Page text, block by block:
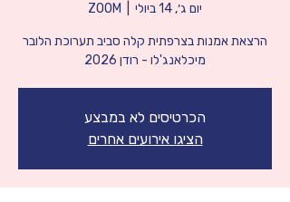
יום ג׳, 14 ביולי ZOOM
הרצאת אמנות בצרפתית קלה סביב תערוכת הלובר
מיכלאנג'לו - רודן 2026
הכרטיסים לא במבצע
הציגו אירועים אחרים